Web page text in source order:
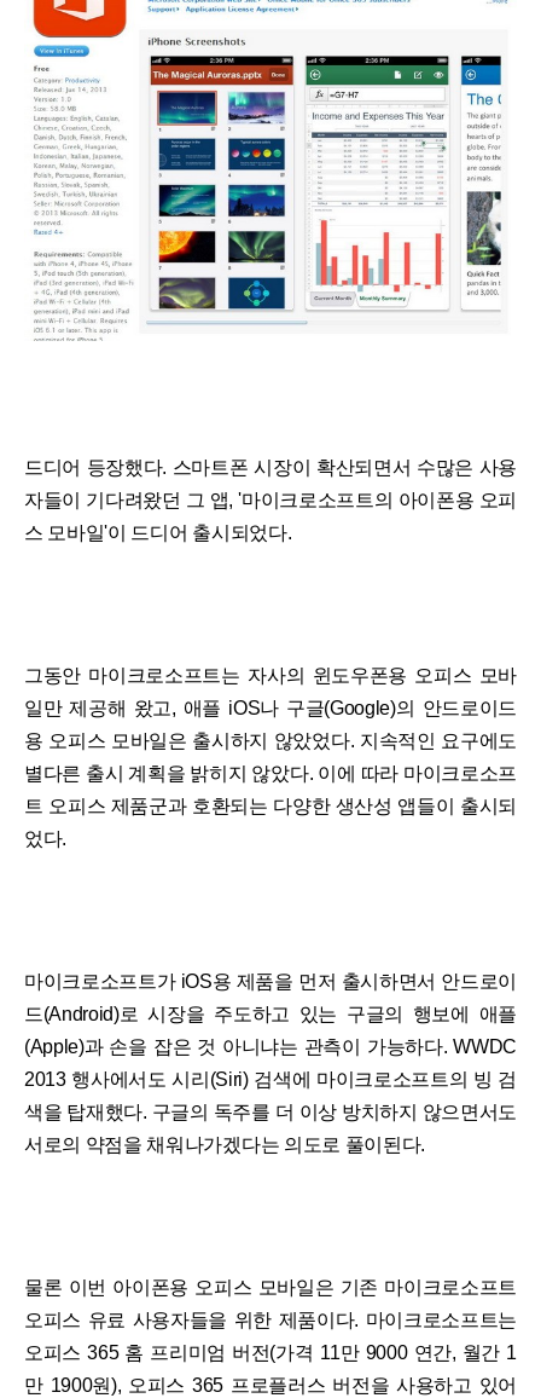
드디어 등장했다. 스마트폰 시장이 확산되면서 수많은 사용
자들이 기다려왔던 그 앱, '마이크로소프트의 아이폰용 오피
스 모바일'이 드디어 출시되었다.
그동안 마이크로소프트는 자사의 윈도우폰용 오피스 모바
일만 제공해 왔고, 애플 iOS나 구글(Google)의 안드로이드
용 오피스 모바일은 출시하지 않았었다. 지속적인 요구에도
별다른 출시 계획을 밝히지 않았다. 이에 따라 마이크로소프
트 오피스 제품군과 호환되는 다양한 생산성 앱들이 출시되
었다.
마이크로소프트가 iOS용 제품을 먼저 출시하면서 안드로이
드(Android)로 시장을 주도하고 있는 구글의 행보에 애플
(Apple)과 손을 잡은 것 아니냐는 관측이 가능하다. WWDC
2013 행사에서도 시리(Siri) 검색에 마이크로소프트의 빙 검
색을 탑재했다. 구글의 독주를 더 이상 방치하지 않으면서도
서로의 약점을 채워나가겠다는 의도로 풀이된다.
물론 이번 아이폰용 오피스 모바일은 기존 마이크로소프트
오피스 유료 사용자들을 위한 제품이다. 마이크로소프트는
오피스 365 홈 프리미엄 버전(가격 11만 9000 연간, 월간 1
만 1900원), 오피스 365 프로플러스 버전을 사용하고 있어